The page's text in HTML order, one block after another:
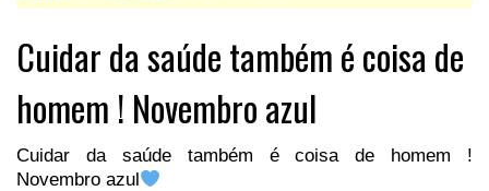
Cuidar da saúde também é coisa de
homem ! Novembro azul
Cuidar da saúde também é coisa de homem !
Novembro azul